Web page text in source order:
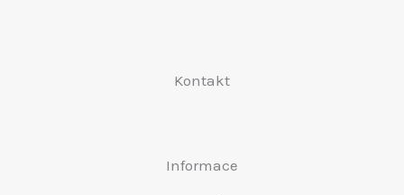
Kontakt
Informace